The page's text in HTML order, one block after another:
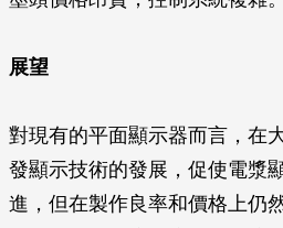
展望
對現有的平面顯示器而言，在
發顯示技術的發展，促使電漿
進，但在製作良率和價格上仍